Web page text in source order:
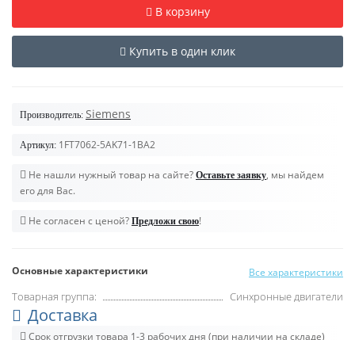
В корзину
Купить в один клик
Производитель: Siemens
Артикул: 1FT7062-5AK71-1BA2
Не нашли нужный товар на сайте? Оставьте заявку, мы найдем
его для Вас.
Не согласен с ценой? Предложи свою!
Основные характеристики Все характеристики
Товарная группа: Синхронные двигатели
Доставка
Срок отгрузки товара 1-3 рабочих дня (при наличии на складе)